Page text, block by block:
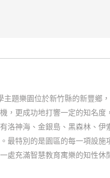
主題樂園位於新竹縣的新豐鄉
，更成功地打響一定的知名度
洛神海、金銀島、黑森林、
最特別的是園區的每一項設
處充滿智慧教育寓樂的知性休